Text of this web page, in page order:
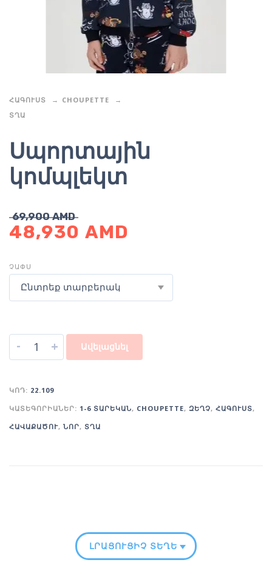
ՀԱԳՈՒՍՏ
CHOUPETTE
ՏՂԱ
Սպորտային
կոմպլեկտ
69,900AMD
48,930 AMD
ՉԱՓՍ
Ընտրեք տարբերակ
- + Ավելացնել
ԿՈԴ: 22.109
ԿԱՏԵԳՈՐԻԱՆԵՐ: 1-6 ՏԱՐԵԿԱՆ, CHOUPETTE, ԶԵՂՉ, ՀԱԳՈՒՍՏ,
ՀԱՎԱՔԱԾՈՒ, ՆՈՐ, ՏՂԱ
ԼՐԱՑՈՒՑԻՉ ՏԵՂԵԿՈՒԹՅՈՒՆ